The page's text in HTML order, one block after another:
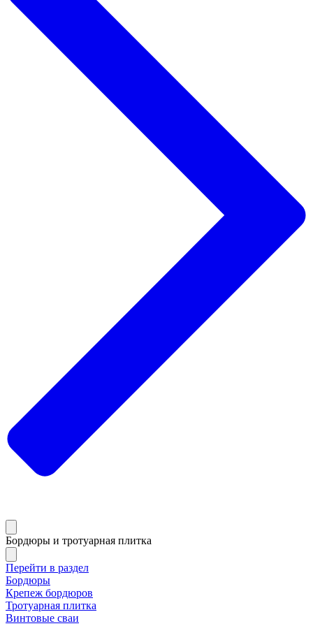
Бордюры и тротуарная плитка
Перейти в раздел
Бордюры
Крепеж бордюров
Тротуарная плитка
Винтовые сваи